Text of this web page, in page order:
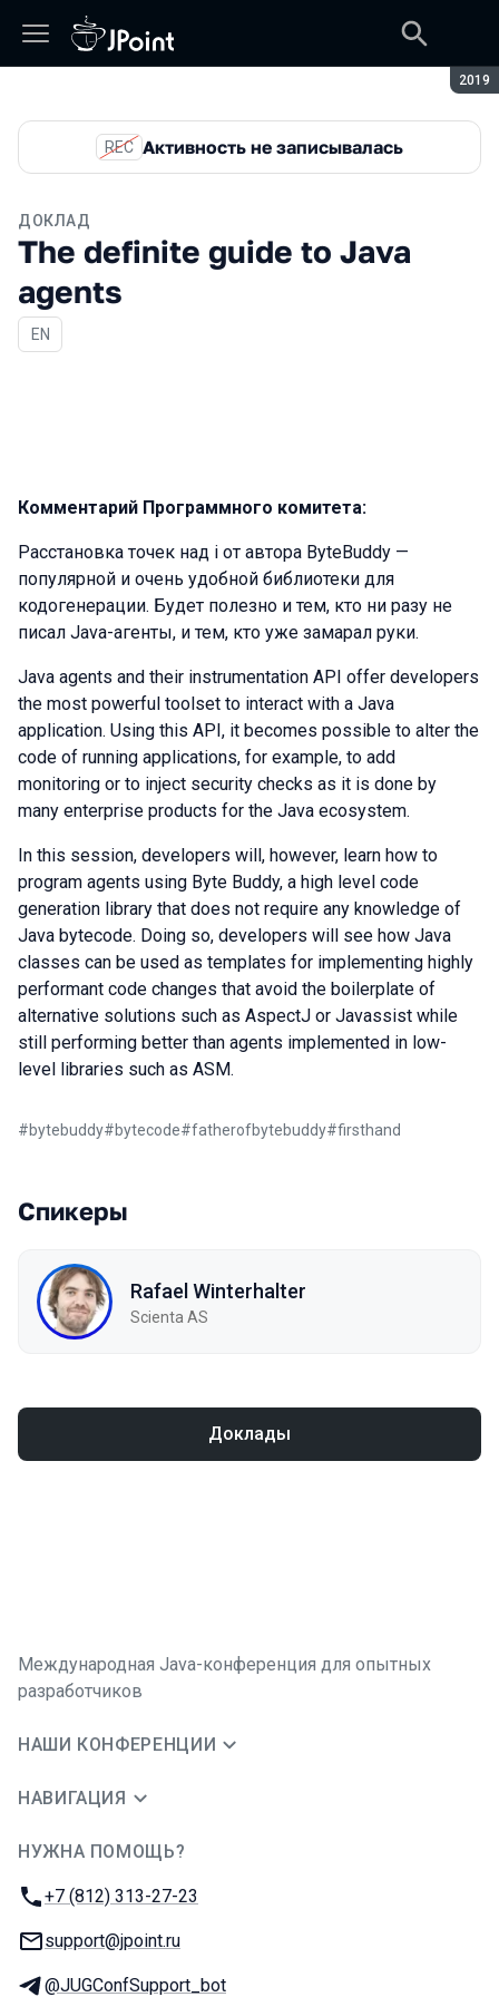
2019
REC Активность не записывалась
ДОКЛАД
The definite guide to Java
agents
На английском языке
EN
Комментарий Программного комитета:
Расстановка точек над i от автора ByteBuddy —
популярной и очень удобной библиотеки для
кодогенерации. Будет полезно и тем, кто ни разу не
писал Java-агенты, и тем, кто уже замарал руки.
Java agents and their instrumentation API offer developers
the most powerful toolset to interact with a Java
application. Using this API, it becomes possible to alter the
code of running applications, for example, to add
monitoring or to inject security checks as it is done by
many enterprise products for the Java ecosystem.
In this session, developers will, however, learn how to
program agents using Byte Buddy, a high level code
generation library that does not require any knowledge of
Java bytecode. Doing so, developers will see how Java
classes can be used as templates for implementing highly
performant code changes that avoid the boilerplate of
alternative solutions such as AspectJ or Javassist while
still performing better than agents implemented in low-
level libraries such as ASM.
#bytebuddy#bytecode#fatherofbytebuddy#firsthand
Спикеры
Rafael Winterhalter
Scienta AS
Доклады
Международная Java-конференция для опытных
разработчиков
НАШИ КОНФЕРЕНЦИИ
НАВИГАЦИЯ
НУЖНА ПОМОЩЬ?
Телефон:
+7 (812) 313-27-23
E-mail:
support@jpoint.ru
Телеграм:
@JUGConfSupport_bot